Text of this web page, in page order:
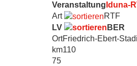
Veranstaltung Iduna-
Art
RTF
LV
BER
OrtFriedrich-Ebert-
km110
75